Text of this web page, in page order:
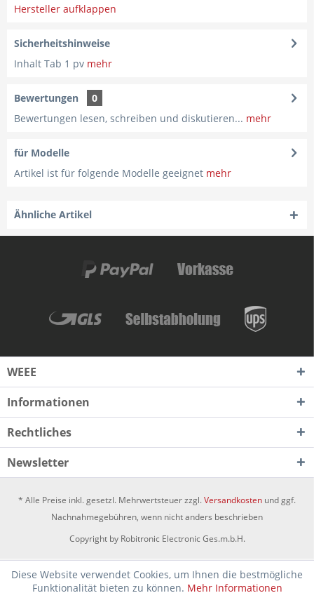
Hersteller aufklappen
Sicherheitshinweise
Inhalt Tab 1 pv mehr
Bewertungen
0
Bewertungen lesen, schreiben und diskutieren... mehr
für Modelle
Artikel ist für folgende Modelle geeignet mehr
Ähnliche Artikel
WEEE
Informationen
Rechtliches
Newsletter
* Alle Preise inkl. gesetzl. Mehrwertsteuer zzgl.Versandkosten und ggf.
Nachnahmegebühren, wenn nicht anders beschrieben
Copyright by Robitronic Electronic Ges.m.b.H.
Diese Website verwendet Cookies, um Ihnen die bestmögliche
Funktionalität bieten zu können. Mehr Informationen